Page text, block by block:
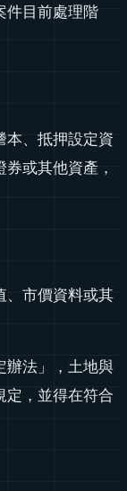
件目前處理階
本、抵押設定資
或其他資產，
、市價資料或其
辦法」，土地與
定，並得在符合